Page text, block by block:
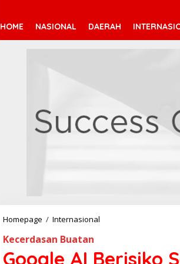
HOME NASIONAL DAERAH
Homepage / Internasional
g
l
Kecerdasan Buatan
Google AI Berisiko